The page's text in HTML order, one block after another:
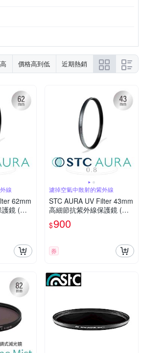
價格高到低 近期熱銷
線
62mm
鏡 (公
濾掉空氣中散射的紫外線
STC AURA UV Filter 43mm
高細節抗紫外線保護鏡 (公
司貨)
$900
券